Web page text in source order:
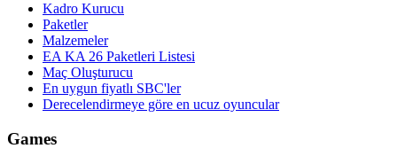
Kadro Kurucu
Paketler
Malzemeler
EA KA 26 Paketleri Listesi
Maç Oluşturucu
En uygun fiyatlı SBC'ler
Derecelendirmeye göre en ucuz oyuncular
Games